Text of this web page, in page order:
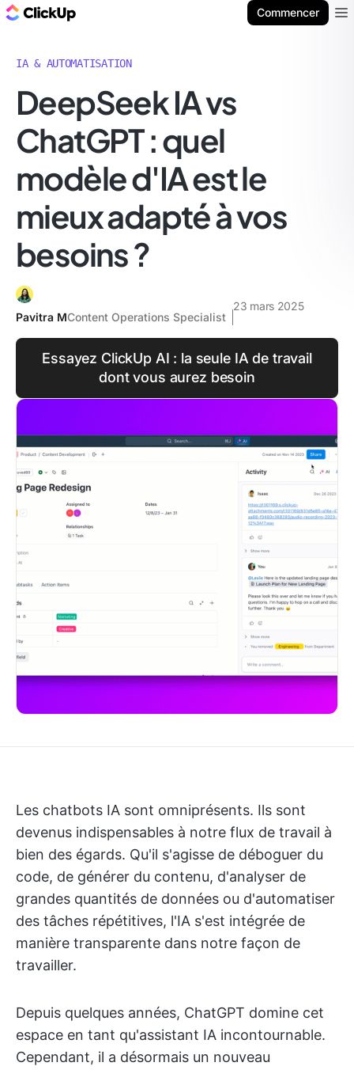
Commencer
IA & AUTOMATISATION
DeepSeek IA vs
ChatGPT : quel
modèle d'IA est le
mieux adapté à vos
besoins ?
Pavitra MContent Operations Specialist
23 mars 2025
Essayez ClickUp AI : la seule IA de travail
dont vous aurez besoin
Les chatbots IA sont omniprésents. Ils sont
devenus indispensables à notre flux de travail à
bien des égards. Qu'il s'agisse de déboguer du
code, de générer du contenu, d'analyser de
grandes quantités de données ou d'automatiser
des tâches répétitives, l'IA s'est intégrée de
manière transparente dans notre façon de
travailler.
Depuis quelques années, ChatGPT domine cet
espace en tant qu'assistant IA incontournable.
Cependant, il a désormais un nouveau